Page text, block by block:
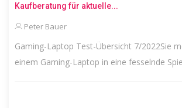
Kaufberatung für aktuelle...
Peter Bauer
Gaming-Laptop Test-Übersicht 7/2022Sie
einem Gaming-Laptop in eine fesselnde